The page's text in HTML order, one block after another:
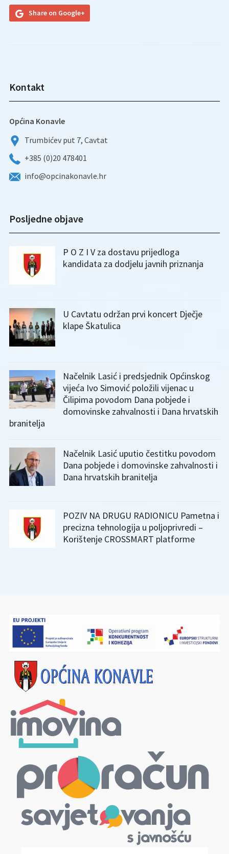
Share on Google+
Kontakt
Općina Konavle
Trumbićev put 7, Cavtat
+385 (0)20 478401
info@opcinakonavle.hr
Posljedne objave
P O Z I V za dostavu prijedloga
kandidata za dodjelu javnih priznanja
U Cavtatu održan prvi koncert Dječje
klape Škatulica
Načelnik Lasić i predsjednik Općinskog
vijeća Ivo Simović položili vijenac u
Čilipima povodom Dana pobjede i
domovinske zahvalnosti i Dana hrvatskih
branitelja
Načelnik Lasić uputio čestitku povodom
Dana pobjede i domovinske zahvalnosti i
Dana hrvatskih branitelja
POZIV NA DRUGU RADIONICU Pametna i
precizna tehnologija u poljoprivredi –
Korištenje CROSSMART platforme